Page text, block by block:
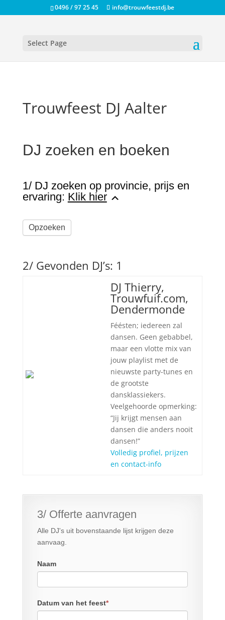
0496 / 97 25 45 info@trouwfeestdj.be
Select Page
Trouwfeest DJ Aalter
DJ zoeken en boeken
1/ DJ zoeken op provincie, prijs en
ervaring: Klik hier
Opzoeken
2/ Gevonden DJ’s: 1
DJ Thierry,
Trouwfuif.com,
Dendermonde
Féésten; iedereen zal
dansen. Geen gebabbel,
maar een vlotte mix van
jouw playlist met de
nieuwste party-tunes en
de grootste
dansklassiekers.
Veelgehoorde opmerking:
“Jij krijgt mensen aan
dansen die anders nooit
dansen!”
Volledig profiel, prijzen
en contact-info
3/ Offerte aanvragen
Alle DJ's uit bovenstaande lijst krijgen deze
aanvaag.
Naam
Datum van het feest*